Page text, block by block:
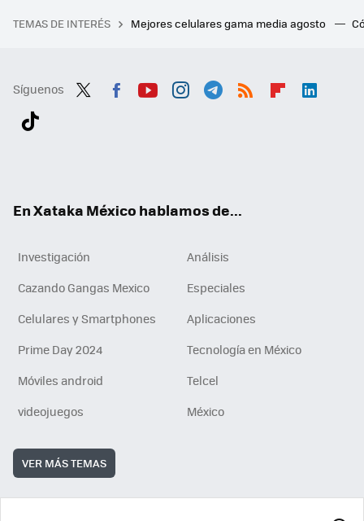
TEMAS DE INTERÉS Mejores celulares gama media agosto
Síguenos
En Xataka México hablamos de...
Investigación
Análisis
Cazando Gangas Mexico
Especiales
Celulares y Smartphones
Aplicaciones
Prime Day 2024
Tecnología en México
Móviles android
Telcel
videojuegos
México
VER MÁS TEMAS